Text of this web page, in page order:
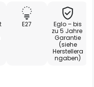
E27
Eglo – bis
zu 5 Jahre
Garantie
(siehe
Herstellera
ngaben)